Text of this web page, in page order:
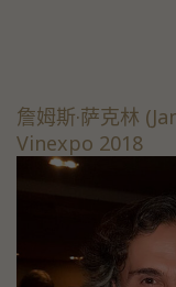
詹姆斯·萨克林
Vinexpo 2018